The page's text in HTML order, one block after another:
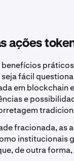
ações
fácil
em blockchain
e
fracionada, as
institucionais
de outra